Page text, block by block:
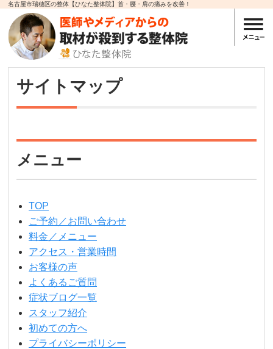
名古屋市瑞穂区の整体【ひなた整体院】首・腰・肩の痛みを改善！
サイトマップ
メニュー
TOP
ご予約／お問い合わせ
料金／メニュー
アクセス・営業時間
お客様の声
よくあるご質問
症状ブログ一覧
スタッフ紹介
初めての方へ
プライバシーポリシー